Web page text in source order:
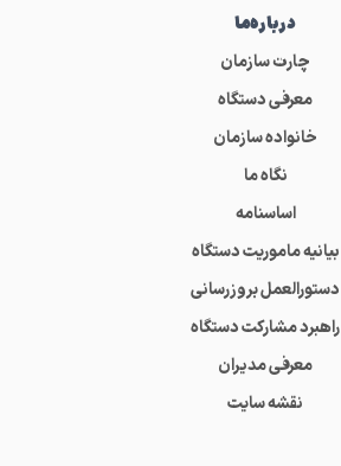
درباره‌ما
چارت سازمان
معرفی دستگاه
خانواده سازمان
نگاه ما
اساسنامه
بیانیه ماموریت دستگاه
دستورالعمل بروزرسانی
راهبرد مشارکت دستگاه
معرفی مدیران
نقشه سایت